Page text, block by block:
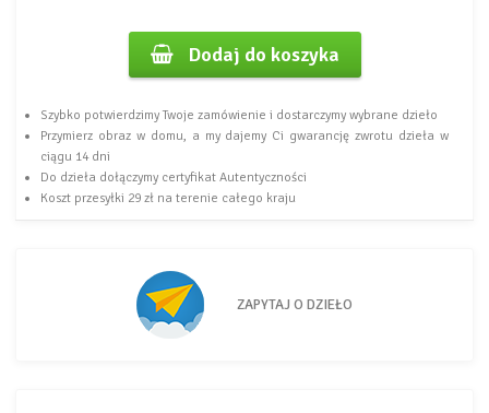
Dodaj do koszyka
Szybko potwierdzimy Twoje zamówienie i dostarczymy wybrane dzieło
Przymierz obraz w domu, a my dajemy Ci gwarancję zwrotu dzieła w
ciągu 14 dni
Do dzieła dołączymy certyfikat Autentyczności
Koszt przesyłki 29 zł na terenie całego kraju
ZAPYTAJ O DZIEŁO